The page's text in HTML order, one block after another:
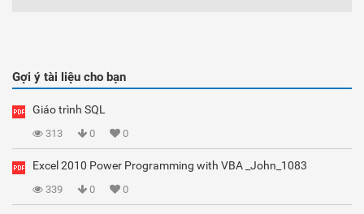
Gợi ý tài liệu cho bạn
Giáo trình SQL
313 0 0
Excel 2010 Power Programming with VBA _John_1083
339 0 0